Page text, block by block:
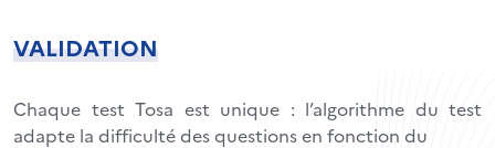
VALIDATION
Chaque test Tosa est unique : l’algorithme du test
adapte la difficulté des questions en fonction du